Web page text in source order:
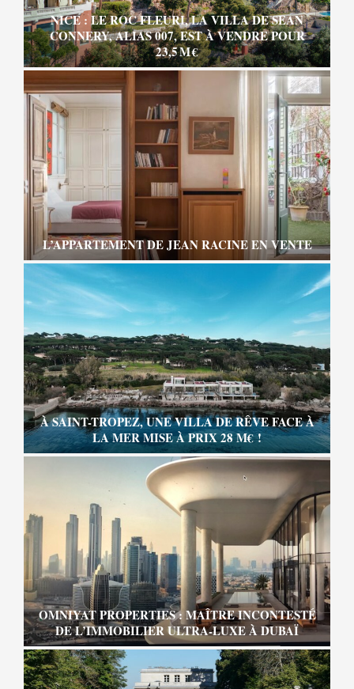
NICE : LE ROC FLEURI, LA VILLA DE SEAN
CONNERY, ALIAS 007, EST À VENDRE POUR
23,5 M €
L’APPARTEMENT DE JEAN RACINE EN VENTE
À SAINT-TROPEZ, UNE VILLA DE RÊVE FACE À
LA MER MISE À PRIX 28 M€ !
OMNIYAT PROPERTIES : MAÎTRE INCONTESTÉ
DE L’IMMOBILIER ULTRA-LUXE À DUBAÏ